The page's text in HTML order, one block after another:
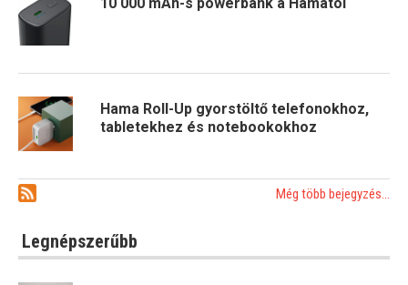
Hama Roll-Up gyorstöltő telefonokhoz,
tabletekhez és notebookokhoz
Még több bejegyzés...
Legnépszerűbb